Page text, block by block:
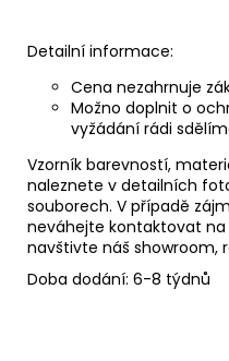
Detailní informace:
Cena nezahrnuje
Možno doplnit o
vyžádání rádi
Vzorník barevností,
naleznete v detailních
souborech. V případě
neváhejte kontaktovat na
navštivte náš showroom,
Doba dodání: 6-8 týdnů